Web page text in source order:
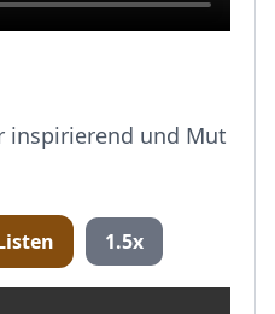
inspirierend und Mut
1.5x